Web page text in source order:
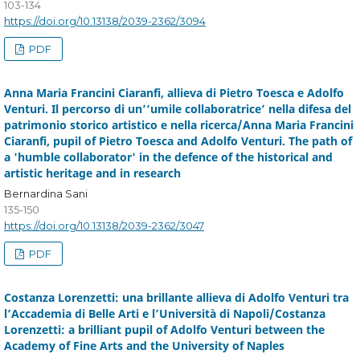
103-134
https://doi.org/10.13138/2039-2362/3094
PDF
Anna Maria Francini Ciaranfi, allieva di Pietro Toesca e Adolfo
Venturi. Il percorso di un’‘umile collaboratrice’ nella difesa del
patrimonio storico artistico e nella ricerca/Anna Maria Francini
Ciaranfi, pupil of Pietro Toesca and Adolfo Venturi. The path of
a 'humble collaborator' in the defence of the historical and
artistic heritage and in research
Bernardina Sani
135-150
https://doi.org/10.13138/2039-2362/3047
PDF
Costanza Lorenzetti: una brillante allieva di Adolfo Venturi tra
l’Accademia di Belle Arti e l’Università di Napoli/Costanza
Lorenzetti: a brilliant pupil of Adolfo Venturi between the
Academy of Fine Arts and the University of Naples